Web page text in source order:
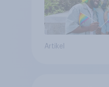
Artikel